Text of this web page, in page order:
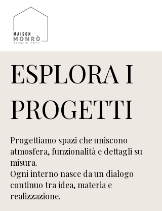
ESPLORA I
PROGETTI
Progettiamo spazi che uniscono
atmosfera, funzionalità e dettagli su
misura.
Ogni interno nasce da un dialogo
continuo tra idea, materia e
realizzazione.